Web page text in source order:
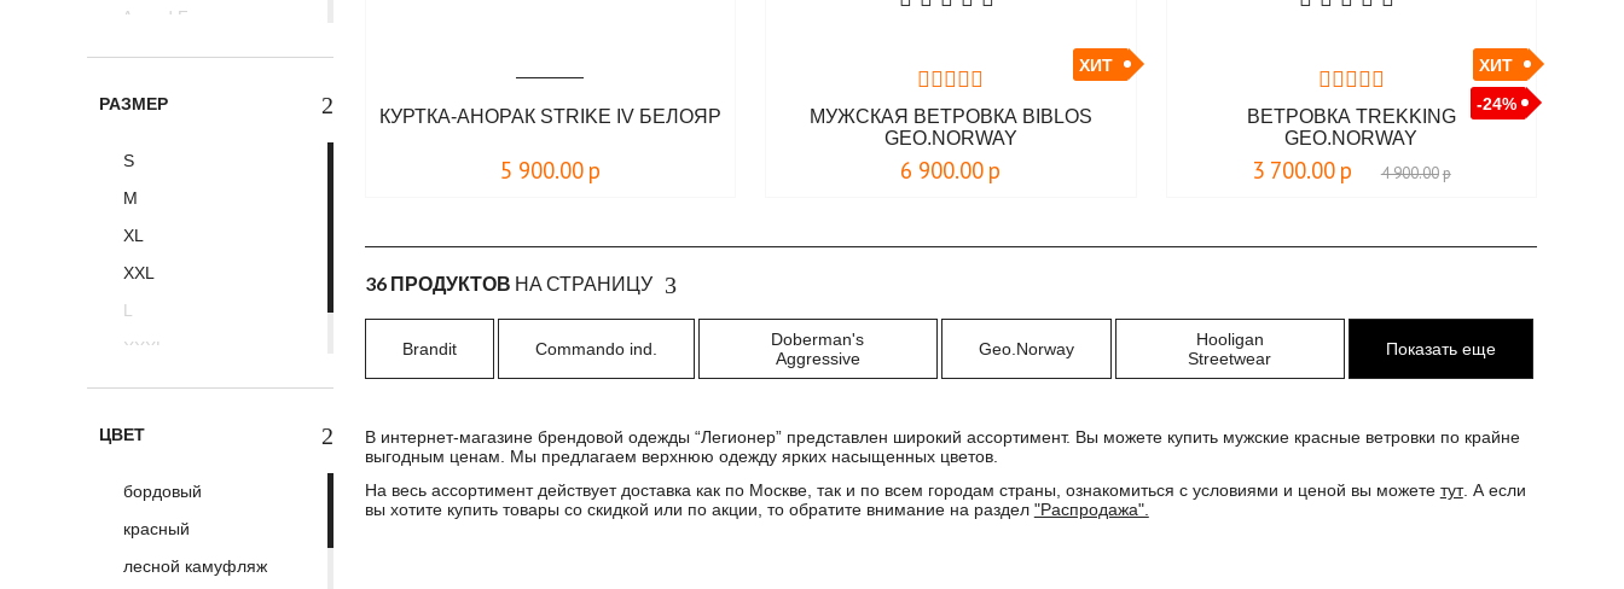
Armed Forces
Brandit
Doberman's Aggressive
Erik and Sons
ESDY Tactical
Foersverd
Hooligan Streetwear
Krakatau
LABEL23. Boxing
Max Fuchs
Mil-Tec
Surplus
РАЗМЕР
S
M
XL
XXL
L
XXXL
4XL
ЦВЕТ
бордовый
красный
лесной камуфляж
КУРТКА-АНОРАК STRIKE IV БЕЛОЯР
5 900.00 р
ХИТ
МУЖСКАЯ ВЕТРОВКА BIBLOS
GEO.NORWAY
6 900.00 р
-24%
ХИТ
ВЕТРОВКА TREKKING
GEO.NORWAY
3 700.00 р 4 900.00р
36 ПРОДУКТОВ НА СТРАНИЦУ
Brandit Commando ind.
Doberman's
Aggressive
Geo.Norway
Hooligan
Streetwear
Показать еще
В интернет-магазине брендовой одежды “Легионер” представлен широкий ассортимент. Вы можете купить мужские красные ветровки по крайне
выгодным ценам. Мы предлагаем верхнюю одежду ярких насыщенных цветов.
На весь ассортимент действует доставка как по Москве, так и по всем городам страны, ознакомиться с условиями и ценой вы можете тут. А если
вы хотите купить товары со скидкой или по акции, то обратите внимание на раздел "Распродажа".